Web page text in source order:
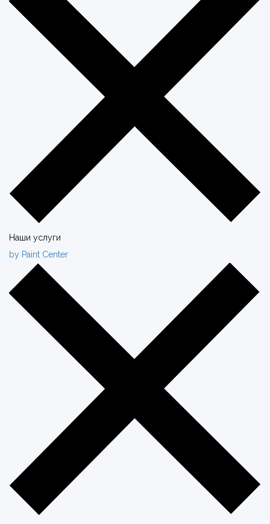
Наши услуги
by Paint Center